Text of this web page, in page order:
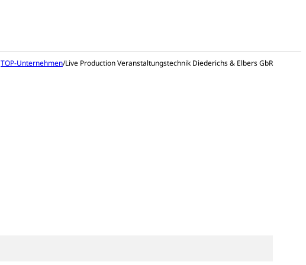
TOP-Unternehmen/Live Production Veranstaltungstechnik Diederichs & Elbers GbR